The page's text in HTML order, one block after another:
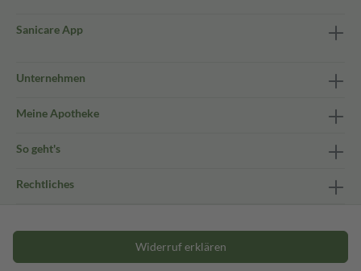
Sanicare App
Unternehmen
Meine Apotheke
So geht's
Rechtliches
Widerruf erklären